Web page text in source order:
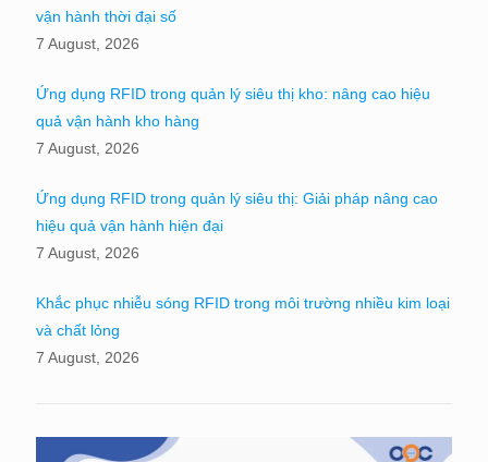
vận hành thời đại số
7 August, 2026
Ứng dụng RFID trong quản lý siêu thị kho: nâng cao hiệu
quả vận hành kho hàng
7 August, 2026
Ứng dụng RFID trong quản lý siêu thị: Giải pháp nâng cao
hiệu quả vận hành hiện đại
7 August, 2026
Khắc phục nhiễu sóng RFID trong môi trường nhiều kim loại
và chất lỏng
7 August, 2026